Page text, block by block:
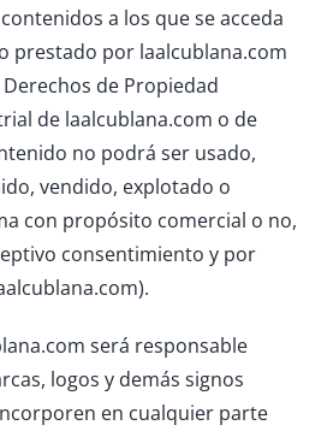
a los que se acceda
prestado por laalcublana.com
de Propiedad
de laalcublana.com o de
no podrá ser usado,
vendido, explotado o
con propósito comercial o no,
consentimiento y por
será responsable
logos y demás signos
en cualquier parte